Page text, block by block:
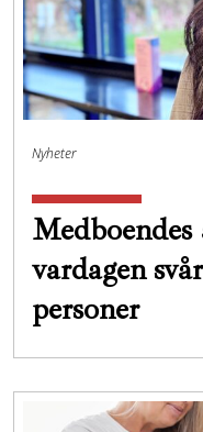
Nyheter
vardagen
personer